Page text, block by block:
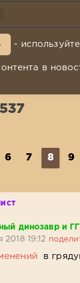
-
в
6 7 8 9
динозавр и
2018 19:12
в